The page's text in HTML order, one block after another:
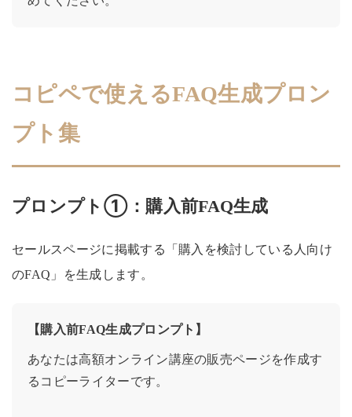
コピペで使えるFAQ生成プロン
プト集
プロンプト①：購入前FAQ生成
セールスページに掲載する「購入を検討している人向け
のFAQ」を生成します。
【購入前FAQ生成プロンプト】
あなたは高額オンライン講座の販売ページを作成す
るコピーライターです。